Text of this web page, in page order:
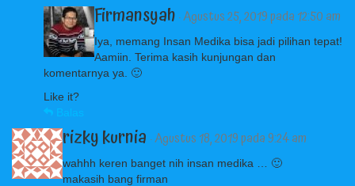
Firmansyah· Agustus 25, 2019 pada 12:50 am
Iya, memang Insan Medika bisa jadi pilihan tepat!
Aamiin. Terima kasih kunjungan dan
komentarnya ya. 🙂
Like it?
Balas
rizky kurnia · Agustus 18, 2019 pada 9:24 am
wahhh keren banget nih insan medika … 🙂
makasih bang firman